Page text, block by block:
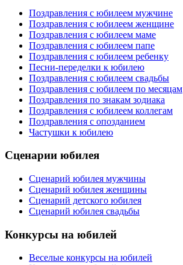
Поздравления с юбилеем мужчине
Поздравления с юбилеем женщине
Поздравления с юбилеем маме
Поздравления с юбилеем папе
Поздравления с юбилеем ребенку
Песни-переделки к юбилею
Поздравления с юбилеем свадьбы
Поздравления с юбилеем по месяцам
Поздравления по знакам зодиака
Поздравления с юбилеем коллегам
Поздравления с опозданием
Частушки к юбилею
Сценарии юбилея
Сценарий юбилея мужчины
Сценарий юбилея женщины
Сценарий детского юбилея
Сценарий юбилея свадьбы
Конкурсы на юбилей
Веселые конкурсы на юбилей